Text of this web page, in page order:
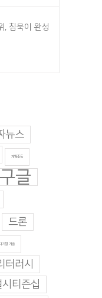
, 침묵이 완성
뉴스
게임중독
구글
드론
지털 기술
터러시
시티즌십